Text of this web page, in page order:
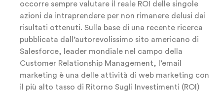
occorre sempre valutare il reale ROI delle singole
azioni da intraprendere per non rimanere delusi dai
risultati ottenuti. Sulla base di una recente ricerca
pubblicata dall’autorevolissimo sito americano di
Salesforce, leader mondiale nel campo della
Customer Relationship Management, l’email
marketing è una delle attività di web marketing con
il più alto tasso di Ritorno Sugli Investimenti (ROI)